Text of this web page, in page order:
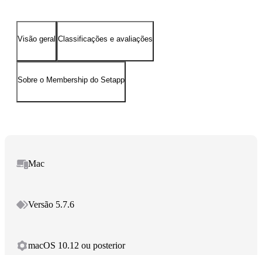
Visão geral Classificações e avaliações
Sobre o Membership do Setapp
Mac
Versão 5.7.6
macOS 10.12 ou posterior